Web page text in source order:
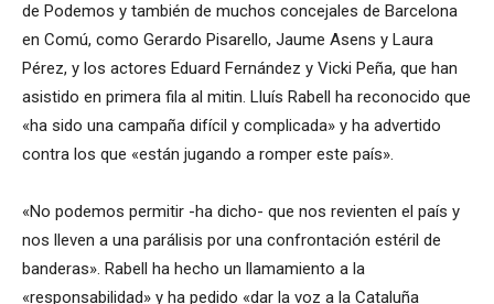
de Podemos y también de muchos concejales de Barcelona
en Comú, como Gerardo Pisarello, Jaume Asens y Laura
Pérez, y los actores Eduard Fernández y Vicki Peña, que han
asistido en primera fila al mitin. Lluís Rabell ha reconocido que
«ha sido una campaña difícil y complicada» y ha advertido
contra los que «están jugando a romper este país».
«No podemos permitir -ha dicho- que nos revienten el país y
nos lleven a una parálisis por una confrontación estéril de
banderas». Rabell ha hecho un llamamiento a la
«responsabilidad» y ha pedido «dar la voz a la Cataluña